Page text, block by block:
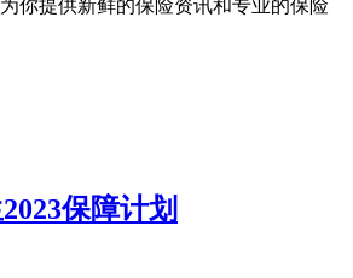
你提供新鲜的保险资讯和专业的保险
保障计划